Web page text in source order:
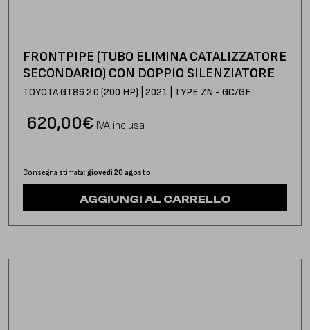
FRONTPIPE (TUBO ELIMINA CATALIZZATORE
SECONDARIO) CON DOPPIO SILENZIATORE
TOYOTA GT86 2.0 (200 HP) | 2021 | TYPE ZN - GC/GF
€
620,00 IVA inclusa
Consegna stimata: giovedì 20 agosto
AGGIUNGI AL CARRELLO